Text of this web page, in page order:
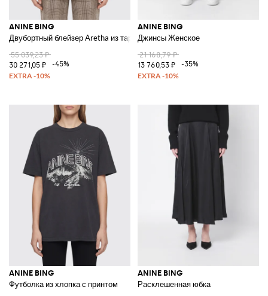
ANINE BING
Двубортный блейзер Aretha из тартановой шерсти
55 039,23 ₽
30 271,05 ₽
-45%
ANINE BING
Джинсы Женское
21 168,79 ₽
13 760,53 ₽
-35%
ANINE BING
Футболка из хлопка с принтом
ANINE BING
Расклешенная юбка